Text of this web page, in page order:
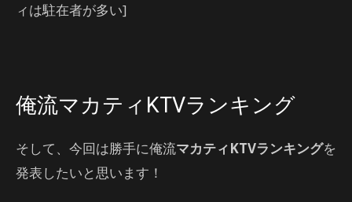
ィは駐在者が多い]
俺流マカティKTVランキング
そして、今回は勝手に俺流マカティKTVランキングを
発表したいと思います！